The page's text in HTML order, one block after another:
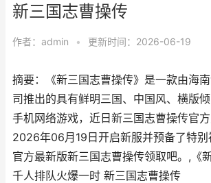
新三国志曹操传
作者： admin • 更新时间：2026-06-19
摘要：《新三国志曹操传》是一款由海
司推出的具有鲜明三国、中国风、横版
手机网络游戏，近日新三国志曹操传官
2026年06月19日开启新服并预备了特
官方最新版新三国志曹操传领取吧。,《
千人排队火爆一时 新三国志曹操传